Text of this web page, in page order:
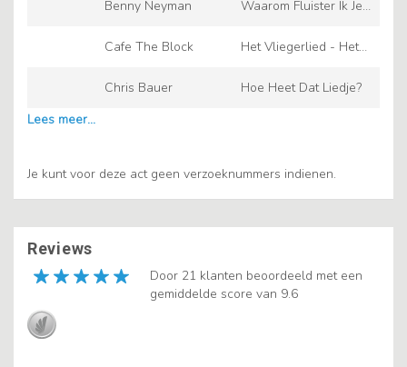
Benny Neyman
Waarom Fluister Ik Je
Cafe The Block
Het Vliegerlied - Het
dag
Chris Bauer Hoe Heet Dat Liedje?
Je kunt voor deze act geen verzoeknummers indienen.
Reviews
Door 21 klanten beoordeeld met een
gemiddelde score van 9.6